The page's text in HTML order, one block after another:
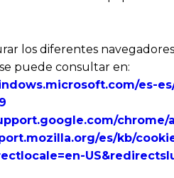
los diferentes
puede consultar en:
es-
chrome/
es/kb/